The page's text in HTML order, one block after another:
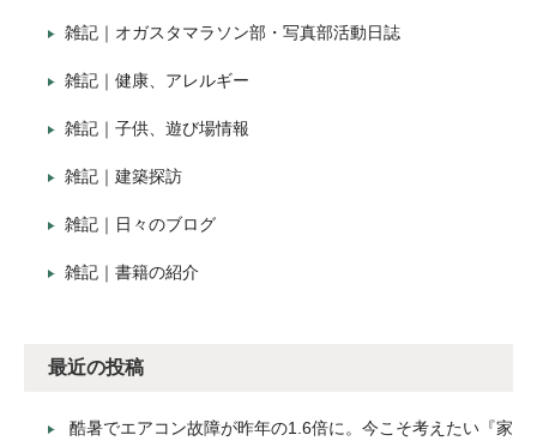
雑記｜オガスタマラソン部・写真部活動日誌
雑記｜健康、アレルギー
雑記｜子供、遊び場情報
雑記｜建築探訪
雑記｜日々のブログ
雑記｜書籍の紹介
最近の投稿
酷暑でエアコン故障が昨年の1.6倍に。今こそ考えたい『家